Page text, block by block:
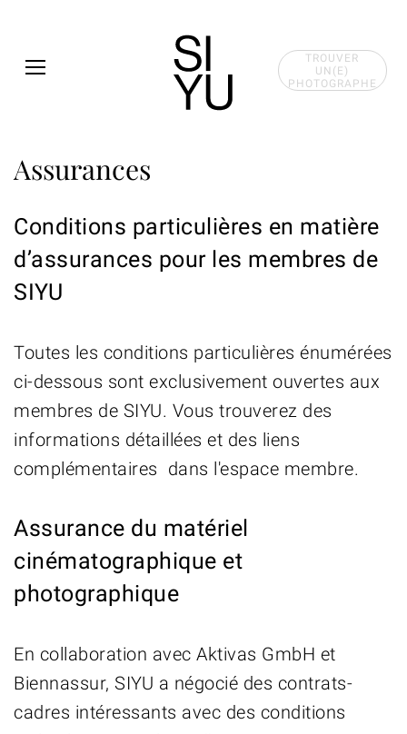
TROUVER
UN(E)
PHOTOGRAPHE
Assurances
Conditions particulières en matière
d’assurances pour les membres de
SIYU
Toutes les conditions particulières énumérées
ci-dessous sont exclusivement ouvertes aux
membres de SIYU. Vous trouverez des
informations détaillées et des liens
complémentaires dans l'espace membre.
Assurance du matériel
cinématographique et
photographique
En collaboration avec Aktivas GmbH et
Biennassur, SIYU a négocié des contrats-
cadres intéressants avec des conditions